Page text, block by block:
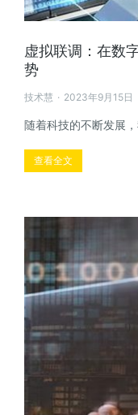
虚拟联调：在数
势
技术慧 2023年9月15日
随着科技的不断发展
查看全文